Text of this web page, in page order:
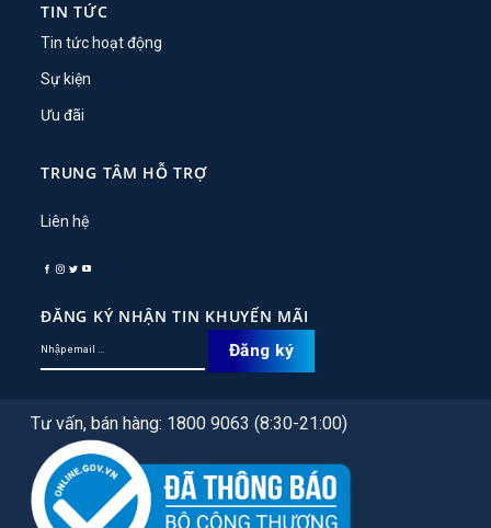
TIN TỨC
Tin tức hoạt động
Sự kiện
Ưu đãi
TRUNG TÂM HỖ TRỢ
Liên hệ
ĐĂNG KÝ NHẬN TIN KHUYẾN MÃI
Tư vấn, bán hàng: 1800 9063 (8:30-21:00)